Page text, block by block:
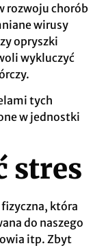
rozwoju chorób
wirusy
opryszki
wykluczyć
tych
w jednostki
stres
która
do naszego
itp. Zbyt